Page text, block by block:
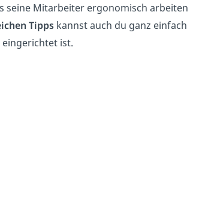
seine Mitarbeiter ergonomisch arbeiten
Tipps kannst auch du ganz einfach
ist.